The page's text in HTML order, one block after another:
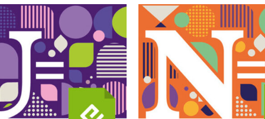
€24.99
a
€45.00
€9.99
a
€19.00